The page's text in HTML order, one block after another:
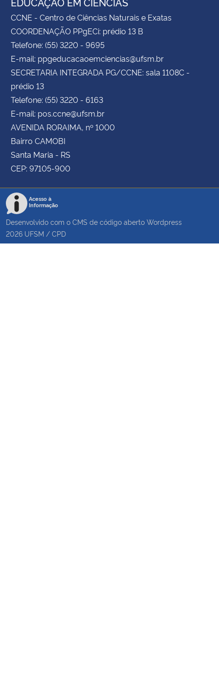
CCNE - Centro de Ciências Naturais e Exatas
COORDENAÇÃO PPgECi: prédio 13 B
Telefone: (55) 3220 - 9695
E-mail: ppgeducacaoemciencias@ufsm.br
SECRETARIA INTEGRADA PG/CCNE: sala 1108C -
prédio 13
Telefone: (55) 3220 - 6163
E-mail: pos.ccne@ufsm.br
AVENIDA RORAIMA, nº 1000
Bairro CAMOBI
Santa Maria - RS
CEP: 97105-900
Acesso à
Informação
Desenvolvido com o CMS de código aberto Wordpress
2026 UFSM / CPD